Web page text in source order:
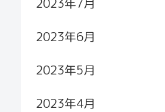
2023年6月
2023年5月
2023年4月